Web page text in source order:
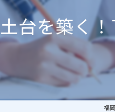
台を築く
福